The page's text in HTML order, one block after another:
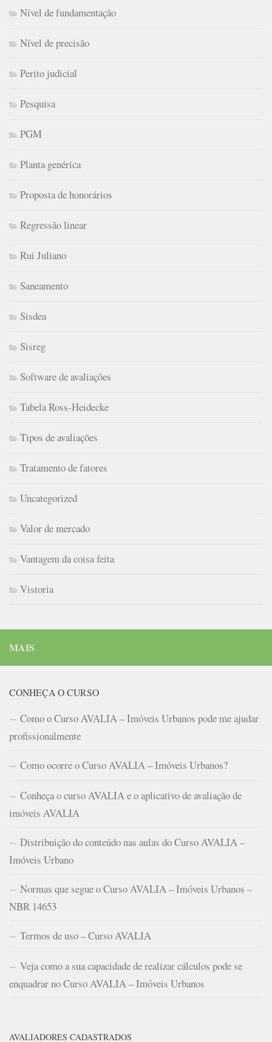
Nível de fundamentação
Nível de precisão
Perito judicial
Pesquisa
PGM
Planta genérica
Proposta de honorários
Regressão linear
Rui Juliano
Saneamento
Sisdea
Sisreg
Software de avaliações
Tabela Ross-Heidecke
Tipos de avaliações
Tratamento de fatores
Uncategorized
Valor de mercado
Vantagem da coisa feita
Vistoria
MAIS
CONHEÇA O CURSO
Como o Curso AVALIA – Imóveis Urbanos pode me ajudar
profissionalmente
Como ocorre o Curso AVALIA – Imóveis Urbanos?
Conheça o curso AVALIA e o aplicativo de avaliação de
imóveis AVALIA
Distribuição do conteúdo nas aulas do Curso AVALIA –
Imóveis Urbano
Normas que segue o Curso AVALIA – Imóveis Urbanos –
NBR 14653
Termos de uso – Curso AVALIA
Veja como a sua capacidade de realizar cálculos pode se
enquadrar no Curso AVALIA – Imóveis Urbanos
AVALIADORES CADASTRADOS